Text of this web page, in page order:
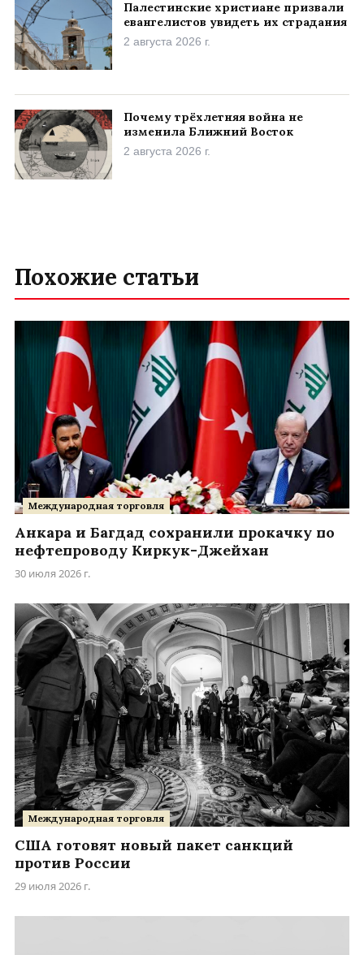
Палестинские христиане призвали
евангелистов увидеть их страдания
2 августа 2026 г.
Почему трёхлетняя война не
изменила Ближний Восток
2 августа 2026 г.
Похожие статьи
Международная торговля
Анкара и Багдад сохранили прокачку по
нефтепроводу Киркук-Джейхан
30 июля 2026 г.
Международная торговля
США готовят новый пакет санкций
против России
29 июля 2026 г.